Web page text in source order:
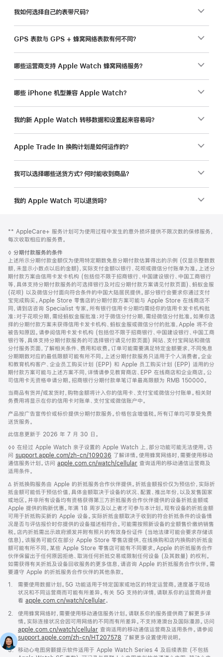
我如何选择自己的表带尺码？
GPS 表款与 GPS + 蜂窝网络表款有何不同？
哪些运营商支持 Apple Watch 蜂窝网络服务？
哪些 iPhone 机型兼容 Apple Watch？
我的新 Apple Watch 转移数据和设置起来容易吗？
Apple Trade In 换购计划是如何运作的？
我可以选择哪些送货方式？何时能收到商品？
我的 Apple Watch 可以退货吗？
页
页
脚
脚
注
** AppleCare+ 服务计划可为使用过程中发生的意外损坏提供不限次数的保修服务，
每次收取相应的服务费。
脚
注
◊ 分期付款服务的条件
上述所示分期付款金额仅为使用特定期数免息分期付款估算得出的示例 (仅显示整数数
额，未显示小数点以后的金额)，实际支付金额以银行、花呗或微信分付账单为准。上述分
期付款方案由信用卡发卡机构 (包括但不限于招商银行、中国建设银行、中国工商银行
等，具体支持分期付款服务的可选择银行及对应分期付款方案请见付款页面)、蚂蚁金服
(花呗) 以及微信分付面向符合条件的中国大陆居民提供。部分银行会要求你通过支付
宝完成购买。Apple Store 零售店的分期付款方案可能与 Apple Store 在线商店不
同，请到店咨询 Specialist 专家。所有银行信用卡分期均需经你的信用卡发卡机构批
准；对于花呗分期，需经蚂蚁金服批准；对于微信分付分期，需经微信分付批准。如果你选
择的分期付款方案未获得信用卡发卡机构、蚂蚁金服或微信分付的批准，Apple 将不会
被告知原因。请参阅信用卡发卡机构 (包括但不限于招商银行、中国建设银行、中国工商
银行等，具体支持分期付款服务的可选择银行请见付款页面) 网站、支付宝网站和微信
分付服务页面，了解相关条件、费用和收费。订单可能需要满足特定金额要求，不同免息
分期期数对应的最低限额可能有所不同。上述分期付款服务只适用于个人消费者。企业
和教育机构客户、企业员工购买计划 (EPP) 和 Apple 员工购买计划 (EPP) 适用的分
期付款方案可能与上述方案不同，详情请参见教育商店、EPP 在线商店和企业商店。公
司信用卡无资格申请分期。招商银行分期付款单笔订单最高限额为 RMB 150000。
当商品有货并/或发货时，购物金额将计入你的信用卡、支付宝或微信分付账单。相关财
务费用将显示在你的信用卡对账单、支付宝或微信账户中。
产品按广告宣传价或标价提供分期付款服务。价格包含增值税。所有订单均可享受免费
送货服务。
此信息更新于 2026 年 7 月 30 日。
脚
注
◊◊ 在经过 Apple Watch 亲子设置的 Apple Watch 上，部分功能可能无法使用。访
问 support.apple.com/zh-cn/109036 (在
新
中
打
开)
了解详情。使用蜂窝网络时，需要使用移动
通信服务计划。访问 apple.com.cn/watch/cellular 查询适用的移动通信运营商及
适用条件。
脚
注
∆ 折抵换购服务由 Apple 的折抵服务合作伙伴提供。折抵金额报价仅为预估价，实际折
抵金额可能低于预估价值，具体金额取决于设备的状况、配置、推出年份，以及发售国家
或地区。并非所有设备均有资格获得第三方折抵服务合作伙伴提供的设备折抵金额或
Apple 提供的购新优惠。年满 18 周岁及以上者才可参与本计划。现有设备的折抵金额
可用于折抵购买新的 Apple 设备。实际折抵金额取决于收到的符合折抵条件的设备情
况是否与评估报价时你提供的设备描述相符合。可能需按照新设备的全额售价缴纳销售
税。店内折抵需出示政府颁发并附有照片的有效身份证件 (当地法律可能会要求存储该
信息)。该服务可能仅在部分 Apple Store 零售店提供，在线换购和店内换购的折抵金
额可能有所不同。某些 Apple Store 零售店可能有不同要求。Apple 的折抵服务合作
伙伴保留出于任何原因拒绝、取消任何折抵交易或限制任何设备 (及其数量) 的权利。
如需获得有关折抵及设备回收服务的更多信息，请咨询 Apple 的折抵服务合作伙伴。需
要遵守 Apple 的折抵服务合作伙伴的其他条款。
脚
1.
需要使用数据计划。5G 功能适用于特定国家或地区的特定运营商。速度基于现场
状况和不同运营商而可能有所差异。有关 5G 支持的详情，请联系你的运营商并查
看 apple.com.cn/watch/cellular。
脚
2.
使用蜂窝网络时，需要使用移动通信服务计划。请联系你的服务提供商了解更多详
情。实际连接状况会因可用网络的不同而有所差异。不支持港澳台及国际漫游。访问
apple.com.cn/watch/cellular 查询适用的移动通信运营商及适用条件。请参阅
support.apple.com/zh-cn/HT207578 (在
窗
了解更多设置使用说明。
脚
3.
移动心电图房颤提示软件适用于 Apple Watch Series 4 及后续表款 (不包括